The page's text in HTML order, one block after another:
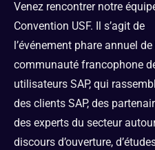
Venez rencontrer notre
Convention USF. Il s’agit de
l’événement phare annuel de
communauté francophone
utilisateurs SAP, qui
des clients SAP, des
des experts du secteur
discours d’ouverture,